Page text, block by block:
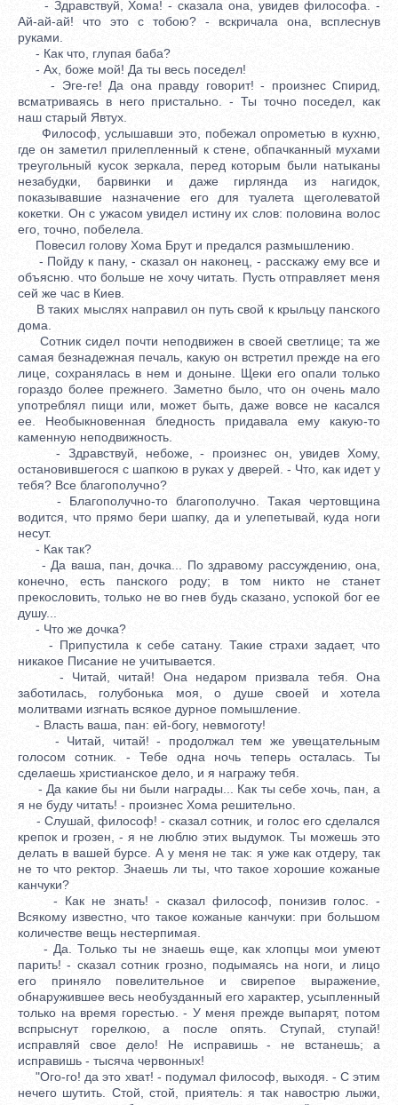
- Здравствуй, Хома! - сказала она, увидев философа. -
Ай-ай-ай! что это с тобою? - вскричала она, всплеснув
руками.
- Как что, глупая баба?
- Ах, боже мой! Да ты весь поседел!
- Эге-ге! Да она правду говорит! - произнес Спирид,
всматриваясь в него пристально. - Ты точно поседел, как
наш старый Явтух.
Философ, услышавши это, побежал опрометью в кухню,
где он заметил прилепленный к стене, обпачканный мухами
треугольный кусок зеркала, перед которым были натыканы
незабудки, барвинки и даже гирлянда из нагидок,
показывавшие назначение его для туалета щеголеватой
кокетки. Он с ужасом увидел истину их слов: половина волос
его, точно, побелела.
Повесил голову Хома Брут и предался размышлению.
- Пойду к пану, - сказал он наконец, - расскажу ему все и
объясню. что больше не хочу читать. Пусть отправляет меня
сей же час в Киев.
В таких мыслях направил он путь свой к крыльцу панского
дома.
Сотник сидел почти неподвижен в своей светлице; та же
самая безнадежная печаль, какую он встретил прежде на его
лице, сохранялась в нем и доныне. Щеки его опали только
гораздо более прежнего. Заметно было, что он очень мало
употреблял пищи или, может быть, даже вовсе не касался
ее. Необыкновенная бледность придавала ему какую-то
каменную неподвижность.
- Здравствуй, небоже, - произнес он, увидев Хому,
остановившегося с шапкою в руках у дверей. - Что, как идет у
тебя? Все благополучно?
- Благополучно-то благополучно. Такая чертовщина
водится, что прямо бери шапку, да и улепетывай, куда ноги
несут.
- Как так?
- Да ваша, пан, дочка... По здравому рассуждению, она,
конечно, есть панского роду; в том никто не станет
прекословить, только не во гнев будь сказано, успокой бог ее
душу...
- Что же дочка?
- Припустила к себе сатану. Такие страхи задает, что
никакое Писание не учитывается.
- Читай, читай! Она недаром призвала тебя. Она
заботилась, голубонька моя, о душе своей и хотела
молитвами изгнать всякое дурное помышление.
- Власть ваша, пан: ей-богу, невмоготу!
- Читай, читай! - продолжал тем же увещательным
голосом сотник. - Тебе одна ночь теперь осталась. Ты
сделаешь христианское дело, и я награжу тебя.
- Да какие бы ни были награды... Как ты себе хочь, пан, а
я не буду читать! - произнес Хома решительно.
- Слушай, философ! - сказал сотник, и голос его сделался
крепок и грозен, - я не люблю этих выдумок. Ты можешь это
делать в вашей бурсе. А у меня не так: я уже как отдеру, так
не то что ректор. Знаешь ли ты, что такое хорошие кожаные
канчуки?
- Как не знать! - сказал философ, понизив голос. -
Всякому известно, что такое кожаные канчуки: при большом
количестве вещь нестерпимая.
- Да. Только ты не знаешь еще, как хлопцы мои умеют
парить! - сказал сотник грозно, подымаясь на ноги, и лицо
его приняло повелительное и свирепое выражение,
обнаружившее весь необузданный его характер, усыпленный
только на время горестью. - У меня прежде выпарят, потом
вспрыснут горелкою, а после опять. Ступай, ступай!
исправляй свое дело! Не исправишь - не встанешь; а
исправишь - тысяча червонных!
"Ого-го! да это хват! - подумал философ, выходя. - С этим
нечего шутить. Стой, стой, приятель: я так навострю лыжи,